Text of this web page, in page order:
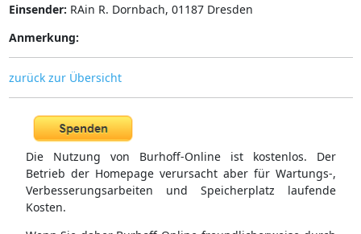
Einsender: RAin R. Dornbach, 01187 Dresden
Anmerkung:
zurück zur Übersicht
Die Nutzung von Burhoff-Online ist kostenlos. Der
Betrieb der Homepage verursacht aber für Wartungs-,
Verbesserungsarbeiten und Speicherplatz laufende
Kosten.